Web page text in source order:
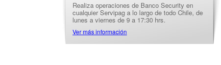
Realiza operaciones de Banco Security en
cualquier Servipag a lo largo de todo Chile, de
lunes a viernes de 9 a 17:30 hrs.
Ver más información